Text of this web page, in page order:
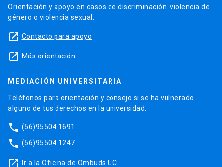
Orientación y apoyo en casos de discriminación, violencia de
género o violencia sexual.
launch Contacto para apoyo
launch Más orientación
MEDIACIÓN UNIVERSITARIA
Teléfonos para orientación y consejo si se ha vulnerado
alguno de tus derechos en la universidad.
phone (56)95504 1691
phone (56)95504 1247
launch Ir a la Oficina de Ombuds UC